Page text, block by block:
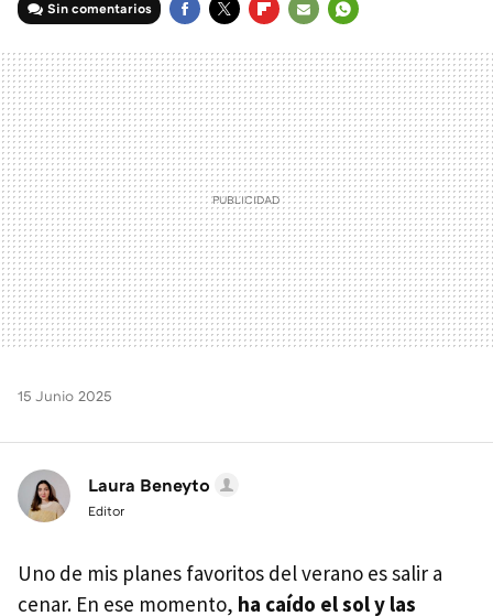
Sin comentarios
MAIL
15 Junio 2025
Laura Beneyto
Editor
Uno de mis planes favoritos del verano es salir a
cenar. En ese momento, ha caído el sol y las